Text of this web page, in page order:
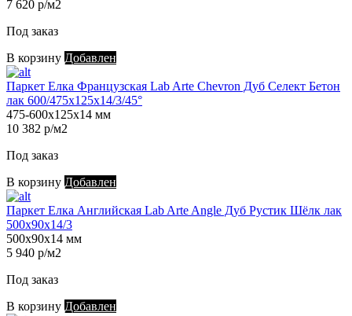
7 620 р/м2
Под заказ
В корзину Добавлен
Паркет Елка Французская Lab Arte Chevron Дуб Селект Бетон
лак 600/475х125х14/3/45°
475-600х125х14 мм
10 382 р/м2
Под заказ
В корзину Добавлен
Паркет Елка Английская Lab Arte Angle Дуб Рустик Шёлк лак
500х90х14/3
500х90х14 мм
5 940 р/м2
Под заказ
В корзину Добавлен